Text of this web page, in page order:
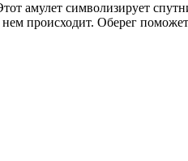
амулет символизирует
происходит. Оберег